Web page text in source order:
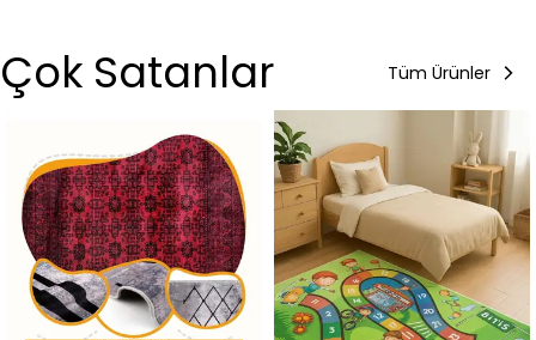
Çok Satanlar Tüm Ürünler